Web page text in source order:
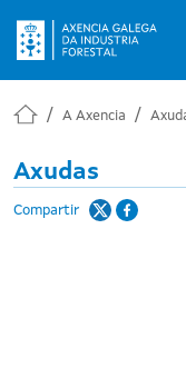
A Axencia
Axudas
Compartir